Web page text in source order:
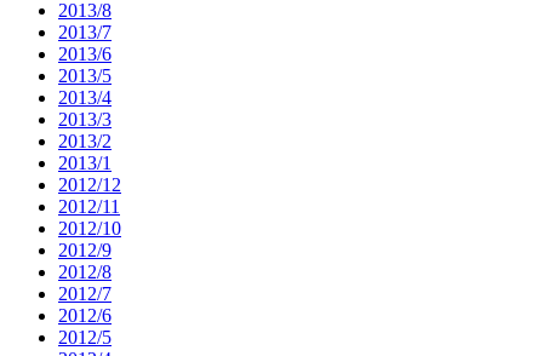
2013/8
2013/7
2013/6
2013/5
2013/4
2013/3
2013/2
2013/1
2012/12
2012/11
2012/10
2012/9
2012/8
2012/7
2012/6
2012/5